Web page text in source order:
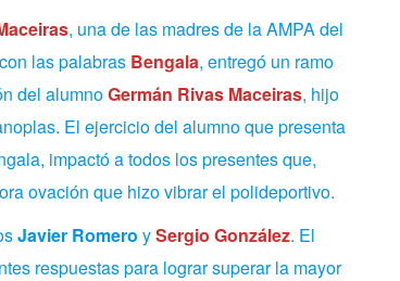
, una de las madres de la AMPA del
las palabras Bengala, entregó un ramo
del alumnoGermán Rivas Maceiras, hijo
El ejercicio del alumno que presenta
impactó a todos los presentes que,
ovación que hizo vibrar el polideportivo.
Javier Romero ySergio González. El
respuestas para lograr superar la mayor